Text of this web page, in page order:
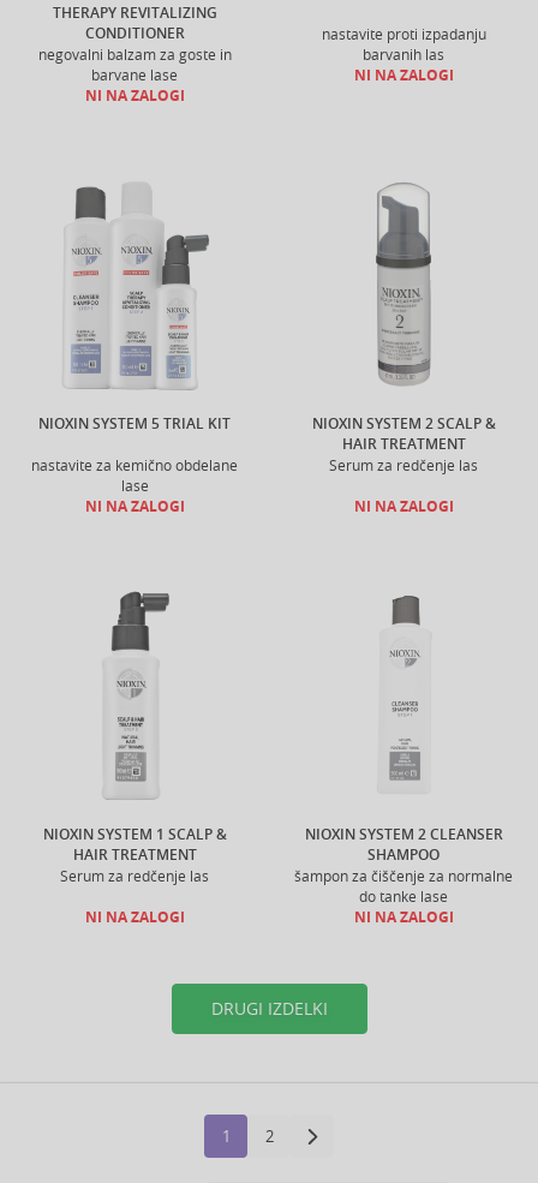
THERAPY REVITALIZING
CONDITIONER
negovalni balzam za goste in
barvane lase
NI NA ZALOGI
nastavite proti izpadanju
barvanih las
NI NA ZALOGI
NIOXIN SYSTEM 5 TRIAL KIT
nastavite za kemično obdelane
lase
NI NA ZALOGI
NIOXIN SYSTEM 2 SCALP &
HAIR TREATMENT
Serum za redčenje las
NI NA ZALOGI
NIOXIN SYSTEM 1 SCALP &
HAIR TREATMENT
Serum za redčenje las
NI NA ZALOGI
NIOXIN SYSTEM 2 CLEANSER
SHAMPOO
šampon za čiščenje za normalne
do tanke lase
NI NA ZALOGI
DRUGI IZDELKI
1 2